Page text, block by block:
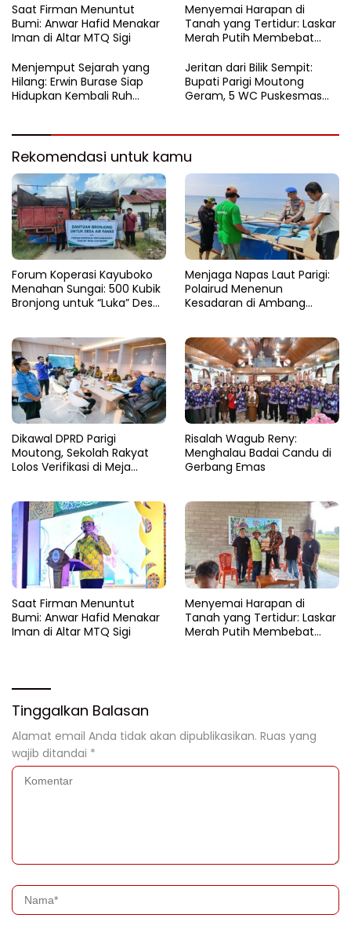
Saat Firman Menuntut
Bumi: Anwar Hafid Menakar
Iman di Altar MTQ Sigi
Menyemai Harapan di
Tanah yang Tertidur: Laskar
Merah Putih Membebat
Menjemput Sejarah yang
Hilang: Erwin Burase Siap
Hidupkan Kembali Ruh
Kuliner Parigi
Jeritan dari Bilik Sempit:
Bupati Parigi Moutong
Geram, 5 WC Puskesmas
Rekomendasi untuk kamu
Forum Koperasi Kayuboko
Menahan Sungai: 500 Kubik
Bronjong untuk “Luka” Desa
​Menjaga Napas Laut Parigi:
Polairud Menenun
Kesadaran di Ambang
Dikawal DPRD Parigi
Moutong, Sekolah Rakyat
Lolos Verifikasi di Meja
Risalah Wagub Reny:
Menghalau Badai Candu di
Gerbang Emas
Saat Firman Menuntut
Bumi: Anwar Hafid Menakar
Iman di Altar MTQ Sigi
Menyemai Harapan di
Tanah yang Tertidur: Laskar
Merah Putih Membebat
Tinggalkan Balasan
Alamat email Anda tidak akan dipublikasikan. Ruas yang
wajib ditandai *